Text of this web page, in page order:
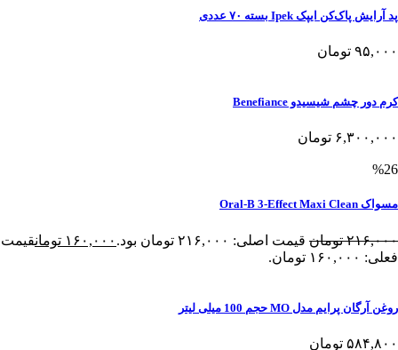
پد آرایش پاک‌کن ایپک Ipek بسته ۷۰ عددی
۹۵,۰۰۰ تومان
کرم دور چشم شیسیدو Benefiance
۶,۳۰۰,۰۰۰ تومان
%26
مسواک Oral-B 3-Effect Maxi Clean
۲۱۶,۰۰۰ تومان قیمت اصلی: ۲۱۶,۰۰۰ تومان بود. ۱۶۰,۰۰۰ تومانقیمت
فعلی: ۱۶۰,۰۰۰ تومان.
روغن آرگان پرایم مدل MO حجم 100 میلی لیتر
۵۸۴,۸۰۰ تومان